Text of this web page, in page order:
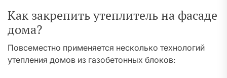
Как закрепить утеплитель на фасаде
дома?
Повсеместно применяется несколько технологий
утепления домов из газобетонных блоков: